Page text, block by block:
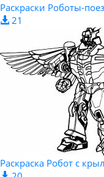
Раскраски Роботы-
21
Раскраска Робот с